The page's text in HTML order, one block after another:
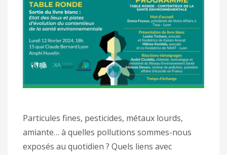
Particules fines, pesticides, métaux lourds,
amiante… à quelles pollutions sommes-nous
exposés au quotidien ? Quels liens avec